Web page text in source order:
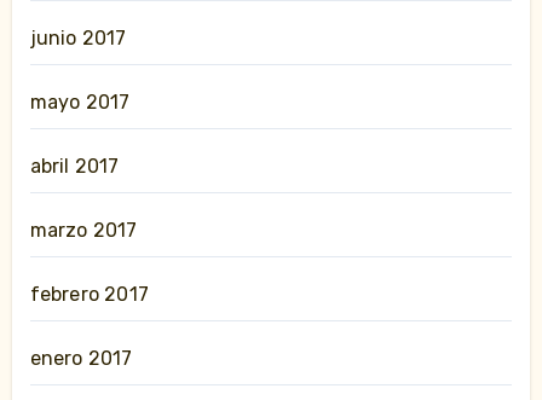
junio 2017
mayo 2017
abril 2017
marzo 2017
febrero 2017
enero 2017